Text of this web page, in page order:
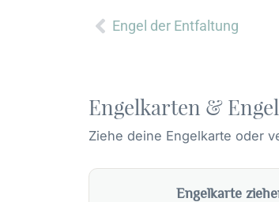
Zurück
Engel der Entfaltung
Engelkarten &
Ziehe deine Engelkarte oder
Engelkarte